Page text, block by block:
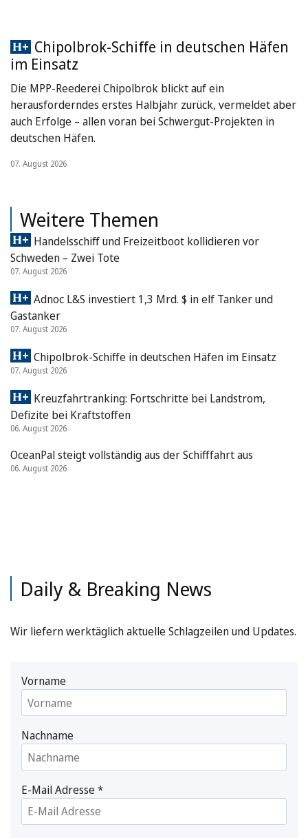
Chipolbrok-Schiffe in deutschen Häfen
im Einsatz
Die MPP-Reederei Chipolbrok blickt auf ein
herausforderndes erstes Halbjahr zurück, vermeldet aber
auch Erfolge – allen voran bei Schwergut-Projekten in
deutschen Häfen.
07. August 2026
Weitere Themen
Handelsschiff und Freizeitboot kollidieren vor
Schweden – Zwei Tote
07. August 2026
Adnoc L&S investiert 1,3 Mrd. $ in elf Tanker und
Gastanker
07. August 2026
Chipolbrok-Schiffe in deutschen Häfen im Einsatz
07. August 2026
Kreuzfahrtranking: Fortschritte bei Landstrom,
Defizite bei Kraftstoffen
06. August 2026
OceanPal steigt vollständig aus der Schifffahrt aus
06. August 2026
Daily & Breaking News
Wir liefern werktäglich aktuelle Schlagzeilen und Updates.
Vorname
Nachname
E-Mail Adresse*